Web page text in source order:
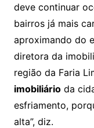
deve continuar
bairros já mais
aproximando do
diretora da
região da Faria
imobiliárioda
esfriamento,
alta”, diz.